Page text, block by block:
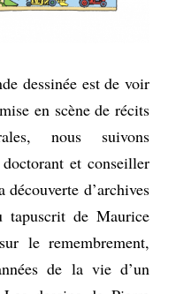
dessinée est de voir
en scène de récits
nous suivons
et conseiller
d’archives
tapuscrit de Maurice
le remembrement,
de la vie d’un